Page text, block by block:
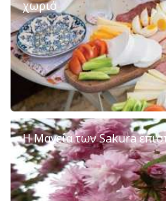
χωριό
Η Μαγεία των Sakura